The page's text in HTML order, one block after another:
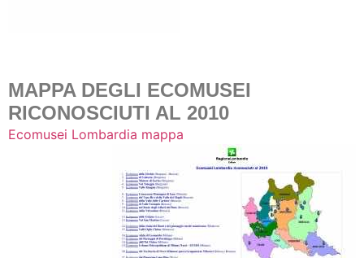
MAPPA DEGLI ECOMUSEI
RICONOSCIUTI AL 2010
Ecomusei Lombardia mappa